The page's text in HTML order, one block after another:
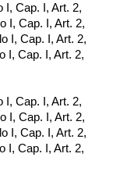
I, Cap. I, Art. 2,
I, Cap. I, Art. 2,
I, Cap. I, Art. 2,
I, Cap. I, Art. 2,
I, Cap. I, Art. 2,
I, Cap. I, Art. 2,
I, Cap. I, Art. 2,
I, Cap. I, Art. 2,